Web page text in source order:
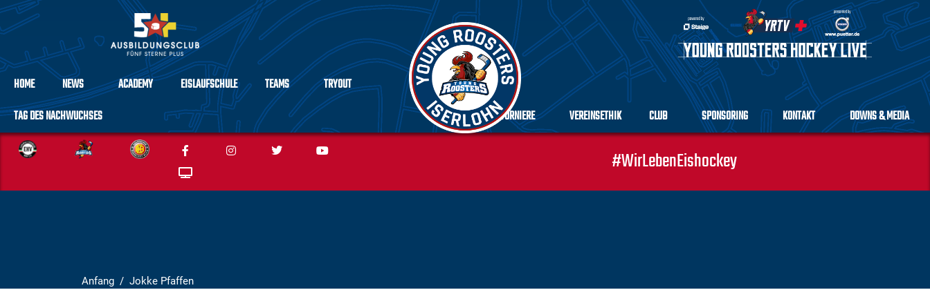
HOME NEWS ACADEMY EISLAUFSCHULE TEAMS
TRYOUT
TAG DES NACHWUCHSES
TURNIERE VEREINSETHIK CLUB SPONSORING KONTAKT DOWNS & MEDIA
#WirLebenEishockey
Anfang Jokke Pfaffen